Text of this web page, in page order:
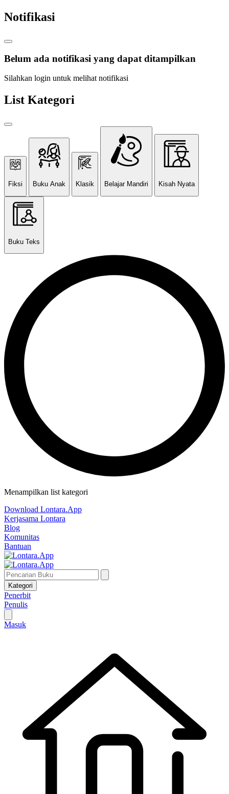
Notifikasi
Belum ada notifikasi yang dapat ditampilkan
Silahkan login untuk melihat notifikasi
List Kategori
Fiksi Buku Anak Klasik Belajar Mandiri Kisah Nyata
Buku Teks
Menampilkan list kategori
Download Lontara.App
Kerjasama Lontara
Blog
Komunitas
Bantuan
Kategori
Penerbit
Penulis
Masuk